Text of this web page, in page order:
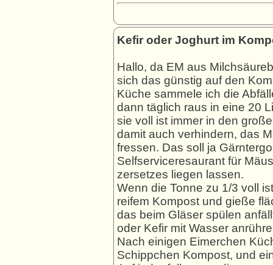
Kefir oder Joghurt im
Hallo, da EM aus
sich das günstig auf den
Küche sammele ich die
dann täglich raus in eine 20
sie voll ist immer in den
damit auch verhindern, das
fressen. Das soll ja
Selfserviceresaurant für
zersetzes liegen lassen.
Wenn die Tonne zu 1/3 voll
reifem Kompost und gieße
das beim Gläser spülen
oder Kefir mit Wasser
Nach einigen Eimerchen
Schippchen Kompost, und